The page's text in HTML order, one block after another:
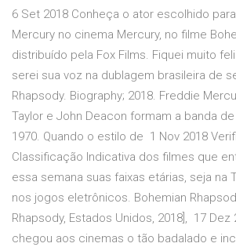
6 Set 2018 Conheça o ator escolhido
Mercury no cinema Mercury, no filme
distribuído pela Fox Films. Fiquei muito
serei sua voz na dublagem brasileira de
Rhapsody. Biography; 2018. Freddie
Taylor e John Deacon formam a banda
1970. Quando o estilo de 1 Nov 2018
Classificação Indicativa dos filmes que
essa semana suas faixas etárias, seja na
nos jogos eletrônicos. Bohemian
Rhapsody, Estados Unidos, 2018], 17 Dez
chegou aos cinemas o tão badalado e